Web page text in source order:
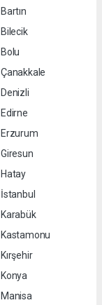
Bartın
Bilecik
Bolu
Çanakkale
Denizli
Edirne
Erzurum
Giresun
Hatay
İstanbul
Karabük
Kastamonu
Kırşehir
Konya
Manisa